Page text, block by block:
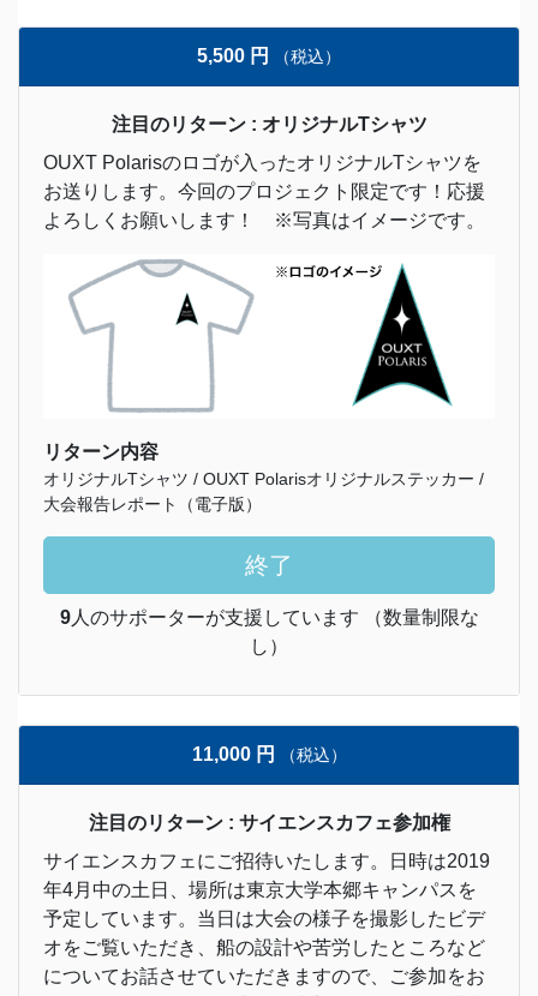
5,500 円 （税込）
注目のリターン : オリジナルTシャツ
OUXT Polarisのロゴが入ったオリジナルTシャツを
お送りします。今回のプロジェクト限定です！応援
よろしくお願いします！ ※写真はイメージです。
リターン内容
オリジナルTシャツ / OUXT Polarisオリジナルステッカー /
大会報告レポート（電子版）
終了
9人のサポーターが支援しています （数量制限な
し）
11,000 円 （税込）
注目のリターン : サイエンスカフェ参加権
サイエンスカフェにご招待いたします。日時は2019
年4月中の土日、場所は東京大学本郷キャンパスを
予定しています。当日は大会の様子を撮影したビデ
オをご覧いただき、船の設計や苦労したところなど
についてお話させていただきますので、ご参加をお